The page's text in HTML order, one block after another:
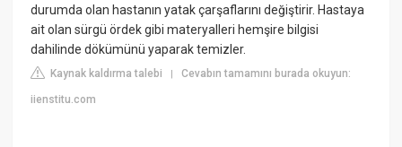
durumda olan hastanın yatak çarşaflarını değiştirir. Hastaya
ait olan sürgü ördek gibi materyalleri hemşire bilgisi
dahilinde dökümünü yaparak temizler.
Kaynak kaldırma talebi |Cevabın tamamını burada okuyun:
iienstitu.com